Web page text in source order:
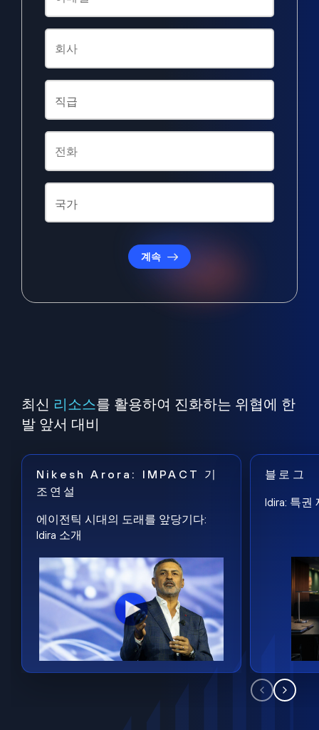
계속
최신 리소스를 활용하여 진화하는 위협에 한
발 앞서 대비
Nikesh Arora: IMPACT 기
조연설
에이전틱 시대의 도래를 앞당기다:
Idira 소개
블로그
Idira: 특권